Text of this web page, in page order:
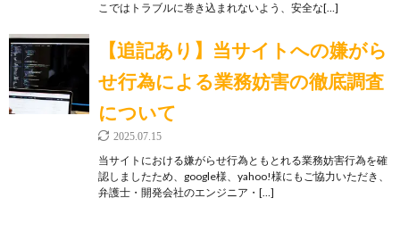
こではトラブルに巻き込まれないよう、安全な[…]
【追記あり】当サイトへの嫌がら
せ行為による業務妨害の徹底調査
について
2025.07.15
当サイトにおける嫌がらせ行為ともとれる業務妨害行為を確
認しましたため、google様、yahoo!様にもご協力いただき、
弁護士・開発会社のエンジニア・[…]